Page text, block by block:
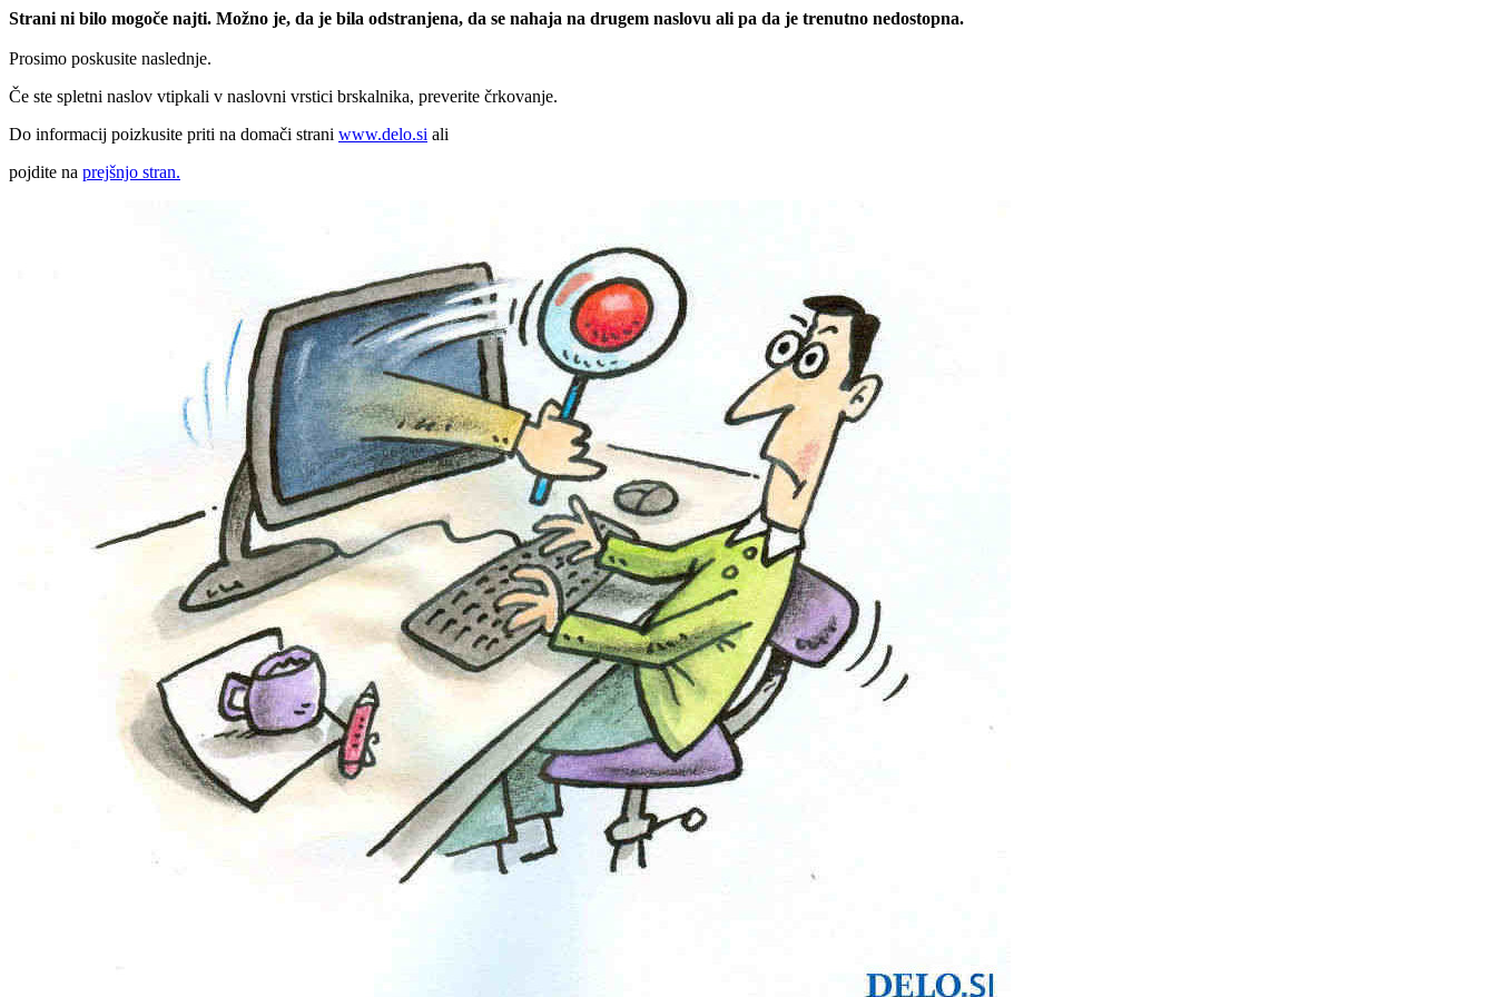
Strani ni bilo mogoče najti. Možno je, da je bila odstranjena, da se nahaja na drugem naslovu ali pa da je trenutno nedostopna.
Prosimo poskusite naslednje.
Če ste spletni naslov vtipkali v naslovni vrstici brskalnika, preverite črkovanje.
Do informacij poizkusite priti na domači strani www.delo.si ali
pojdite na prejšnjo stran.